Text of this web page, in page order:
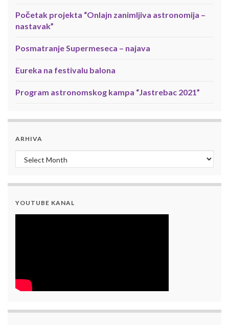
Početak projekta “Onlajn zanimljiva astronomija –
nastavak”
Posmatranje Supermeseca – najava
Eureka na festivalu balona
Program astronomskog kampa “Jastrebac 2021”
ARHIVA
Arhiva
YOUTUBE KANAL